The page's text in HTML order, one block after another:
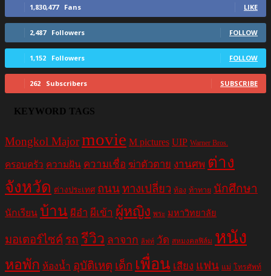
1,830,477 Fans LIKE
2,487 Followers FOLLOW
1,152 Followers FOLLOW
262 Subscribers SUBSCRIBE
KEYWORD TAGS
Mongkol Majormovie M pictures UIP Warner Bros.
ครอบครัว ความฝัน ความเชื่อ ฆ่าตัวตาย งานศพ ต่าง
จังหวัด ต่างประเทศ ถนนทางเปลี่ยว ท้อง ท้าทาย นักศึกษา
นักเรียน บ้าน ผีอำ ผีเข้า ผู้หญิง พระ มหาวิทยาลัย
มอเตอร์ไซค์ รถ รีวิว ลาจาก ลิฟท์ วัด สหมงคลฟิล์ม หนัง
หอพัก ห้องน้ำ อุบัติเหตุ เด็ก เพื่อน เสียง แฟน แม่ โทรศัพท์